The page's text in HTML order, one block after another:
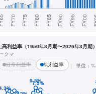
利益率（1950年3月期〜2026年3月期）
クマ
経常利益率 純利益率 単位：%